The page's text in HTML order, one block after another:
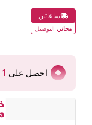
ساعاتين
مجاني التوصيل
احصل على 1